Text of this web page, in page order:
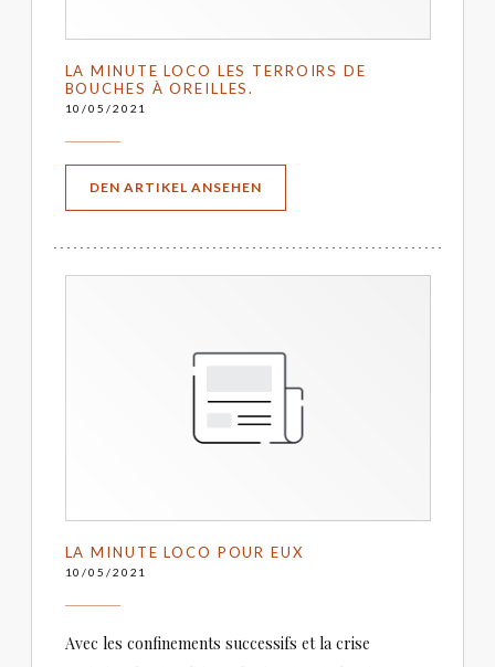
LA MINUTE LOCO LES TERROIRS DE
BOUCHES À OREILLES.
10/05/2021
DEN ARTIKEL ANSEHEN((ÖFFNET EIN NEUES FENSTER))
LA MINUTE LOCO POUR EUX
10/05/2021
Avec les confinements successifs et la crise